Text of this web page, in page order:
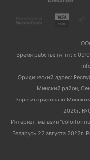
Время работы: пн-пт: с
Юридический адрес:
Минский район,
Зарегистрировано
2020г.
Интернет-магазин
Беларусь 22 августа 2022г.